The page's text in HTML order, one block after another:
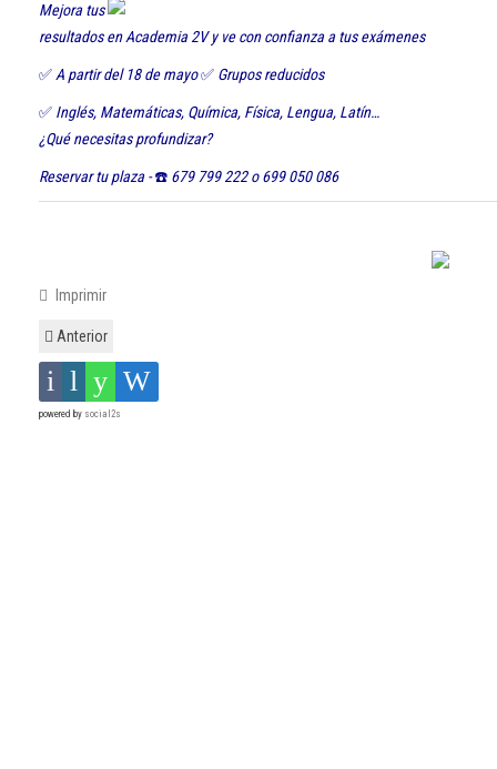
Mejora tus
resultados en Academia 2V y ve con confianza a tus exámenes
✅A partir del 18 de mayo✅ Grupos reducidos
✅ Inglés, Matemáticas, Química, Física, Lengua, Latín…
¿Qué necesitas profundizar?
Reservar tu plaza -☎️ 679 799 222 o 699 050 086
Imprimir
Anterior
powered by social2s